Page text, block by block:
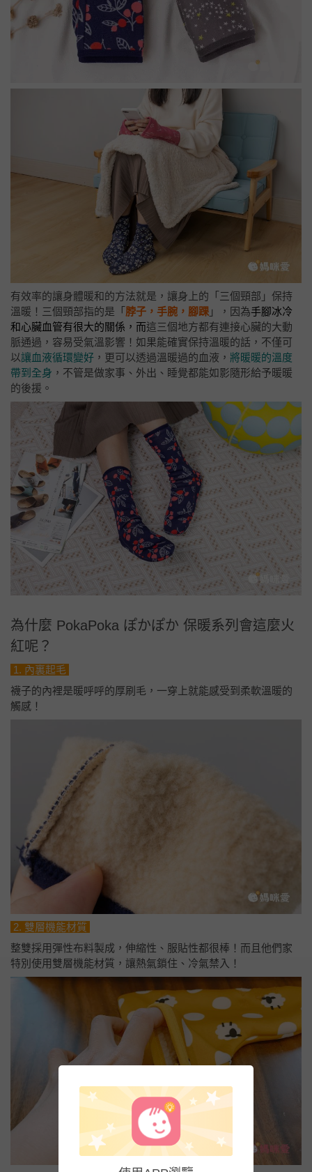
有效率的讓身體暖和的方法就是，讓身上的「三個頸部」保持
溫暖！三個頸部指的是「 脖子，手腕，腳踝 」，因為手腳冰冷
和心臟血管有很大的關係，而這三個地方都有連接心臟的大動
脈通過，容易受氣溫影響！如果能確實保持溫暖的話，不僅可
以讓血液循環變好 ，更可以透過溫暖過的血液， 將暖暖的溫度
帶到全身 ，不管是做家事、外出、睡覺都能如影隨形給予暖暖
的後援。
為什麼 PokaPoka ぽかぽか 保暖系列會這麼火
紅呢？
1. 內裏起毛
襪子的內裡是暖呼呼的厚刷毛，一穿上就能感受到柔軟溫暖的
觸感！
2. 雙層機能材質
整雙採用彈性布料製成，伸縮性、服貼性都很棒！而且他們家
特別使用雙層機能材質，讓熱氣鎖住、冷氣禁入！